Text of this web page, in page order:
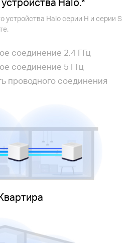
устройства Halo серии H и серии S
соединение 2.4 ГГц
соединение 5 ГГц
проводного соединения